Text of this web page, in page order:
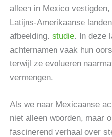
alleen in Mexico
Latijns-Amerikaanse
afbeelding. studie. In deze
achternamen vaak hun
terwijl ze evolueren
vermengen.
Als we naar Mexicaanse
niet alleen woorden, maar
fascinerend verhaal over